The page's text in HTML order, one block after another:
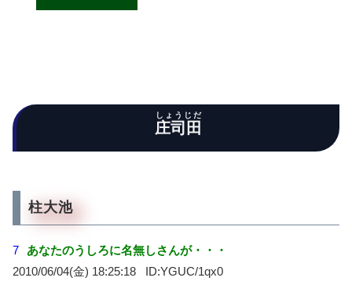
庄司田
しょうじだ
柱大池
7
あなたのうしろに名無しさんが・・・
2010/06/04(金) 18:25:18
YGUC/1qx0